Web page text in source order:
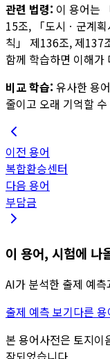
관련 법령: 이 용어는
15조, 「도시ㆍ군계
칙」 제136조, 제137
함께 학습하면 이해가
비교 학습: 유사한 용
줄이고 오래 기억할
이전 용어
복합환승센터
다음 용어
부담금
이 용어, 시험에 나
AI가 분석한 출제 예
출제 예측 보기다른
본 용어사전은 토지